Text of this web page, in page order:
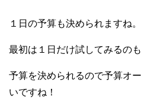
１日の予算も決められますね。
最初は１日だけ試してみるの
予算を決められるので予算オ
いですね！